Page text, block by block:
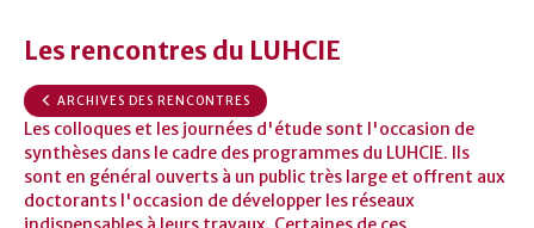
Les rencontres du LUHCIE
ARCHIVES DES RENCONTRES
Les colloques et les journées d'étude sont l'occasion de
synthèses dans le cadre des programmes du LUHCIE. Ils
sont en général ouverts à un public très large et offrent aux
doctorants l'occasion de développer les réseaux